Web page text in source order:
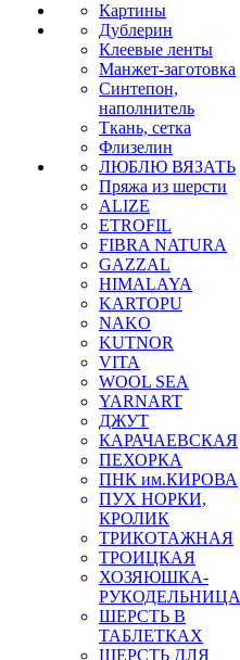
Картины
Дублерин
Клеевые ленты
Манжет-заготовка
Синтепон,
наполнитель
Ткань, сетка
Флизелин
ЛЮБЛЮ ВЯЗАТЬ
Пряжа из шерсти
ALIZE
ETROFIL
FIBRA NATURA
GAZZAL
HIMALAYA
KARTOPU
NAKO
KUTNOR
VITA
WOOL SEA
YARNART
ДЖУТ
КАРАЧАЕВСКАЯ
ПЕХОРКА
ПНК им.КИРОВА
ПУХ НОРКИ,
КРОЛИК
ТРИКОТАЖНАЯ
ТРОИЦКАЯ
ХОЗЯЮШКА-
РУКОДЕЛЬНИЦА
ШЕРСТЬ В
ТАБЛЕТКАХ
ШЕРСТЬ ДЛЯ